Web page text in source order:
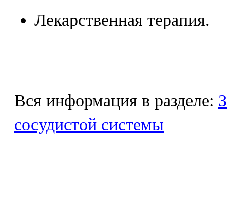
Лекарственная терапия.
Вся информация в разделе:
сосудистой системы